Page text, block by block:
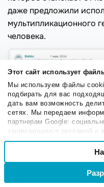
Этот сайт использует
Мы используем файлы
подбирать для вас
дать вам возможность
сетях. Мы передаем
партнерам Google:
занимающимся рекламой и
могут комбинировать эти
информацией, а также
использовании вами их
Выбор
Настроечные
даже предложили
мультипликационного
человека.
Нейтральные и